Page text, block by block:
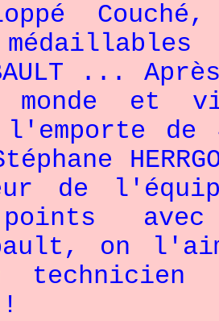
:
...
et
l'emporte
de
points
on